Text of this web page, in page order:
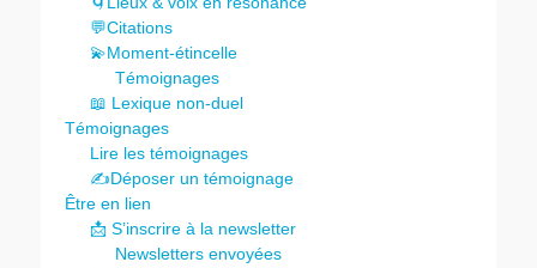
💬Citations
💫Moment-étincelle
Témoignages
📖 Lexique non-duel
Témoignages
Lire les témoignages
✍️Déposer un témoignage
Être en lien
📩 S’inscrire à la newsletter
Newsletters envoyées